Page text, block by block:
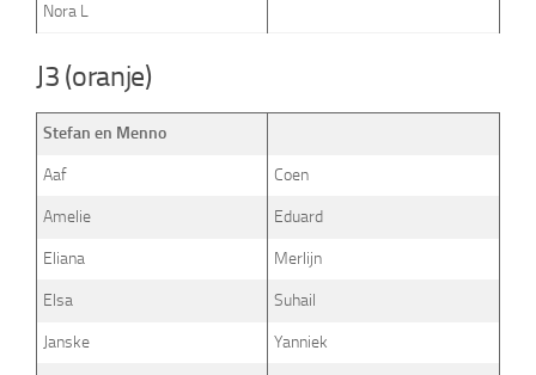
Nora L
J3 (oranje)
Stefan en Menno
Aaf Coen
Amelie Eduard
Eliana Merlijn
Elsa Suhail
Janske Yanniek